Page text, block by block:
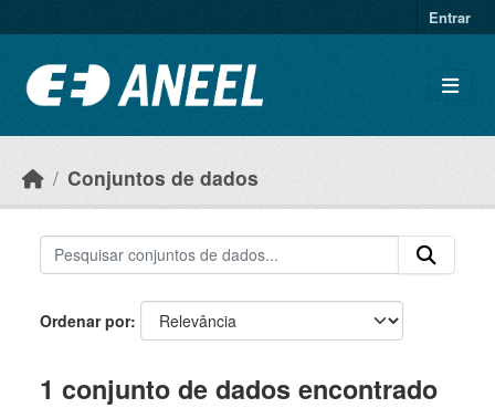
Entrar
Conjuntos de dados
Ordenar por
1 conjunto de dados encontrado